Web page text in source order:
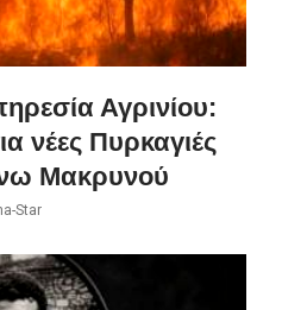
Αγρινίου:
νέες Πυρκαγιές
Μακρυνού
Star